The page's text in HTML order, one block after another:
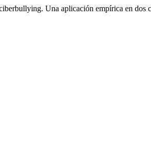
Una aplicación empírica en dos